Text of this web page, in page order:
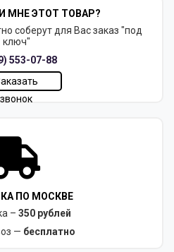
МНЕ ЭТОТ ТОВАР?
соберут для Вас заказ "под
ключ"
553-07-88
звонок
ПО МОСКВЕ
– 350 рублей
— бесплатно